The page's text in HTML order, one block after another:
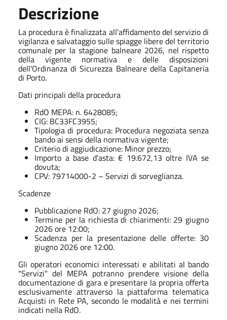
Descrizione
La procedura è finalizzata all'affidamento del servizio di
vigilanza e salvataggio sulle spiagge libere del territorio
comunale per la stagione balneare 2026, nel rispetto
della vigente normativa e delle disposizioni
dell'Ordinanza di Sicurezza Balneare della Capitaneria
di Porto.
Dati principali della procedura
RdO MEPA: n. 6428085;
CIG: BC33FC3955;
Tipologia di procedura: Procedura negoziata senza
bando ai sensi della normativa vigente;
Criterio di aggiudicazione: Minor prezzo;
Importo a base d'asta: € 19.672,13 oltre IVA se
dovuta;
CPV: 79714000-2 – Servizi di sorveglianza.
Scadenze
Pubblicazione RdO: 27 giugno 2026;
Termine per la richiesta di chiarimenti: 29 giugno
2026 ore 12:00;
Scadenza per la presentazione delle offerte: 30
giugno 2026 ore 12:00.
Gli operatori economici interessati e abilitati al bando
"Servizi" del MEPA potranno prendere visione della
documentazione di gara e presentare la propria offerta
esclusivamente attraverso la piattaforma telematica
Acquisti in Rete PA, secondo le modalità e nei termini
indicati nella RdO.